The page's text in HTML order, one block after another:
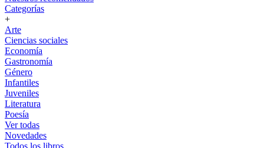
Categorías
+
Arte
Ciencias sociales
Economía
Gastronomía
Género
Infantiles
Juveniles
Literatura
Poesía
Ver todas
Novedades
Todos los libros